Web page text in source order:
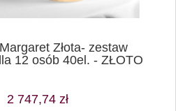
Złota- zestaw
12 osób 40el. - ZŁOTO
2 747,74 zł